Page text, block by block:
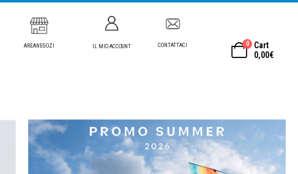
AREANEGOZI IL MIO ACCOUNT CONTATTACI 0
Cart
0,00€